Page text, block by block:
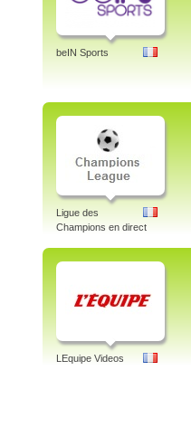
beIN Sports
Ligue des
Champions en direct
LEquipe Videos